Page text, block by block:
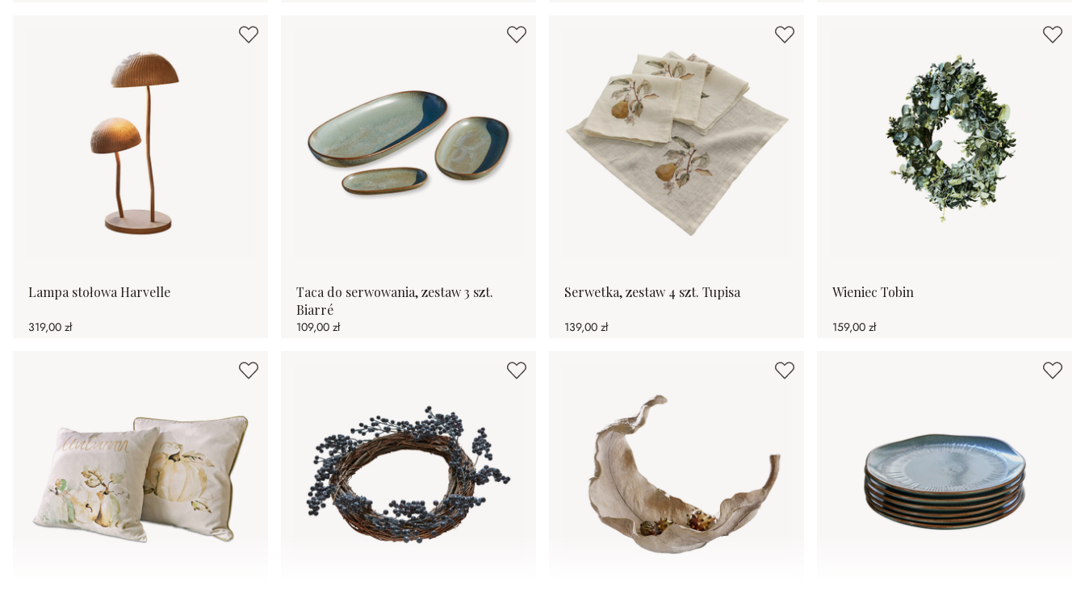
Lampa stołowa Harvelle
319,00 zł
Taca do serwowania, zestaw 3 szt.
Biarré
109,00 zł
Serwetka, zestaw 4 szt. Tupisa
139,00 zł
Wieniec Tobin
159,00 zł